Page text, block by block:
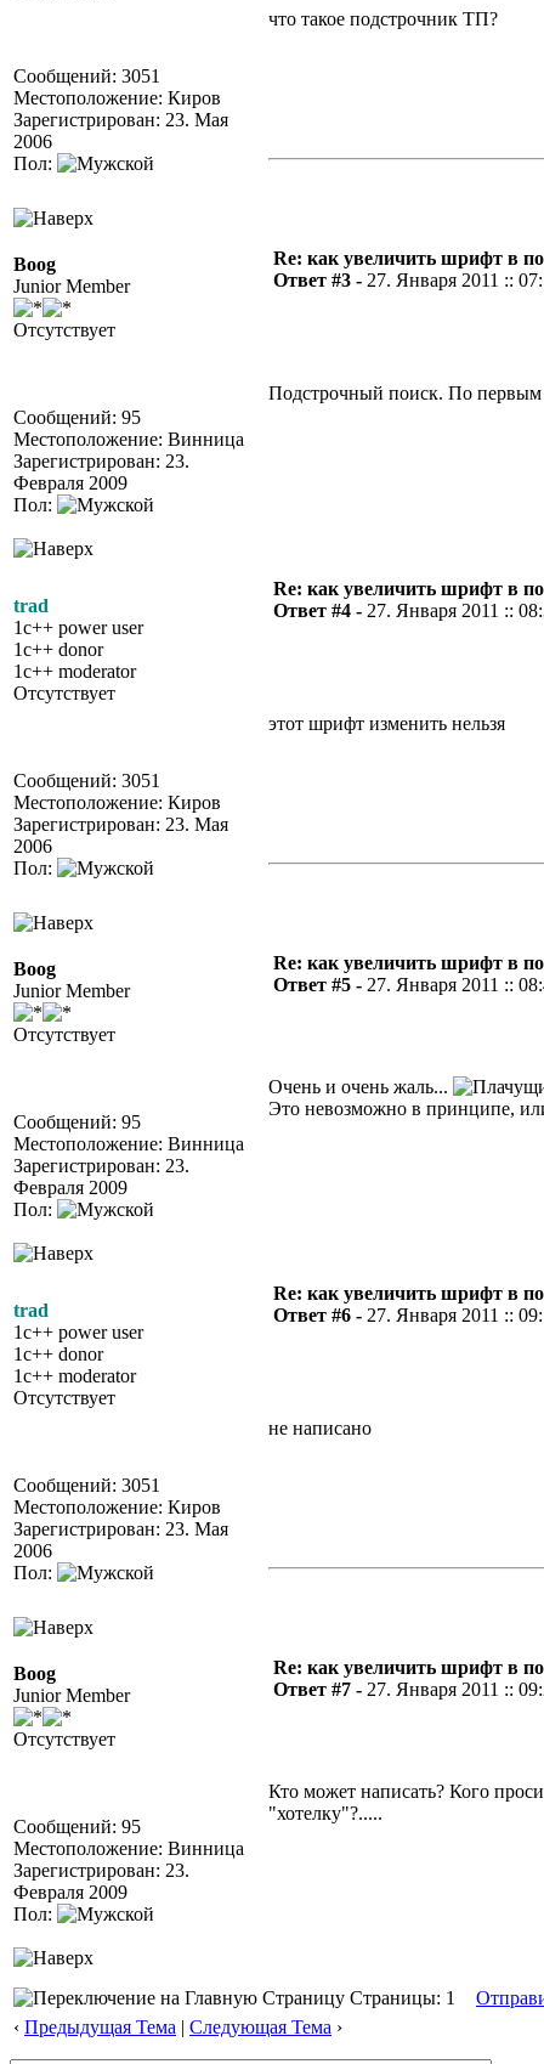
Сообщений: 3051
Местоположение: Киров
Зарегистрирован: 23. Мая
2006
Пол:
что такое подстрочник ТП?
Boog
Junior Member
Отсутствует
Сообщений: 95
Местоположение: Винница
Зарегистрирован: 23.
Февраля 2009
Пол:
Re: как увеличить шрифт в
Ответ #3 - 27. Января 2011 ::
Подстрочный поиск. По
trad
1c++ power user
1c++ donor
1c++ moderator
Отсутствует
Сообщений: 3051
Местоположение: Киров
Зарегистрирован: 23. Мая
2006
Пол:
Re: как увеличить шрифт в
Ответ #4 - 27. Января 2011 ::
этот шрифт изменить нельзя
Boog
Junior Member
Отсутствует
Сообщений: 95
Местоположение: Винница
Зарегистрирован: 23.
Февраля 2009
Пол:
Re: как увеличить шрифт в
Ответ #5 - 27. Января 2011 ::
Очень и очень жаль...
Это невозможно в принципе,
trad
1c++ power user
1c++ donor
1c++ moderator
Отсутствует
Сообщений: 3051
Местоположение: Киров
Зарегистрирован: 23. Мая
2006
Пол:
Re: как увеличить шрифт в
Ответ #6 - 27. Января 2011 ::
не написано
Boog
Junior Member
Отсутствует
Сообщений: 95
Местоположение: Винница
Зарегистрирован: 23.
Февраля 2009
Пол:
Re: как увеличить шрифт в
Ответ #7 - 27. Января 2011 ::
Кто может написать? Кого
"хотелку"?.....
Страницы: 1
‹ Предыдущая Тема | Следующая Тема ›